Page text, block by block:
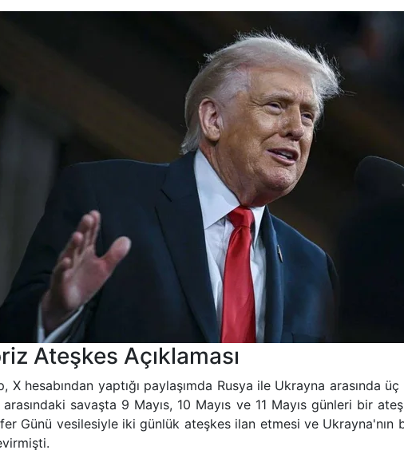
Ateşkes Açıklaması
X hesabından yaptığı paylaşımda Rusya ile Ukrayna arasında
savaşta 9 Mayıs, 10 Mayıs ve 11 Mayıs günleri bir
Günü vesilesiyle iki günlük ateşkes ilan etmesi ve Ukrayna'nın